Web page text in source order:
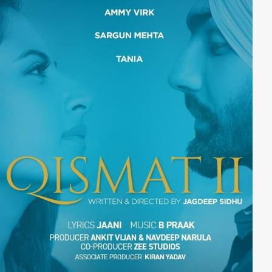
damit nicht nur intelligenter, sondern vor allem auch
gefährlicher. Und es scheint ganz so, als hätte sie ihre
neuen Fähigkeiten an ihre Nachkömmlinge
weitergegeben